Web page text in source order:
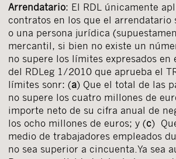
Arrendatario: El RDL únicamente
contratos en los que el arrendatario
o una persona jurídica
mercantil, si bien no existe un
no supere los límites expresados
del RDLeg 1/2010 que aprueba el
límites sonr: (a) Que el total de las
no supere los cuatro millones de
importe neto de su cifra anual de
los ocho millones de euros; y (c)
medio de trabajadores empleados
no sea superior a cincuenta.Ya sea